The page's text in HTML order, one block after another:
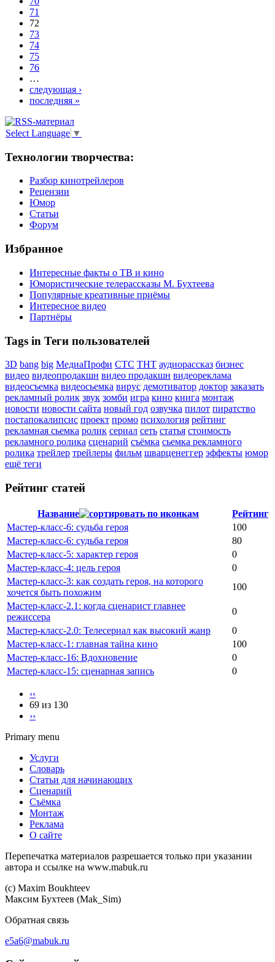
71
72
73
74
75
76
…
следующая ›
последняя »
Select Language ▼
Технологии творчества:
Разбор кинотрейлеров
Рецензии
Юмор
Статьи
Форум
Избранное
Интересные факты о ТВ и кино
Юмористические телерассказы М. Бухтеева
Популярные креативные приёмы
Интересное видео
Партнёры
Tags in Теги пользователей
3D bang big МедиаПрофи СТС ТНТ аудиорассказ бизнес
видео видеопродакшн видео продакшн видеореклама
видеосъемка видеосьемка вирус демотиватор доктор заказать
рекламный ролик звук зомби игра кино книга монтаж
новости новости сайта новый год озвучка пилот пиратство
постапокалипсис проект промо психология рейтинг
рекламная сьемка ролик сериал сеть статья стоимость
рекламного ролика сценарий съёмка сьемка рекламного
ролика трейлер трейлеры фильм шварценеггер эффекты юмор
ещё теги
Рейтинг статей
Название
Рейтинг
Мастер-класс-6: судьба героя
100
Мастер-класс-6: судьба героя
80
Мастер-класс-5: характер героя
0
Мастер-класс-4: цель героя
0
Мастер-класс-3: как создать героя, на которого
хочется быть похожим
100
Мастер-класс-2.1: когда сценарист главнее
режиссера
0
Мастер-класс-2.0: Телесериал как высокий жанр
0
Мастер-класс-1: главная тайна кино
100
Мастер-класс-16: Вдохновение
0
Мастер-класс-15: сценарная запись
0
‹‹
69 из 130
››
Primary menu
Услуги
Словарь
Статьи для начинающих
Сценарий
Съёмка
Монтаж
Реклама
О сайте
Перепечатка материалов разрешается только при указании
автора и ссылке на www.mabuk.ru
(c) Maхim Boukhteev
Максим Бухтеев (Mak_Sim)
Обратная связь
e5a6@mabuk.ru